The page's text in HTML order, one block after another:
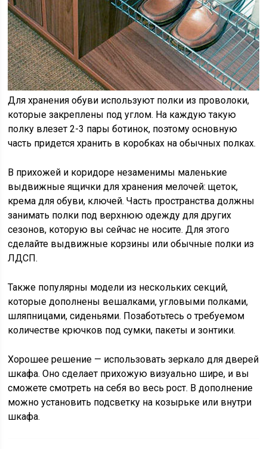
Для хранения обуви используют полки из проволоки,
которые закреплены под углом. На каждую такую
полку влезет 2-3 пары ботинок, поэтому основную
часть придется хранить в коробках на обычных полках.
В прихожей и коридоре незаменимы маленькие
выдвижные ящички для хранения мелочей: щеток,
крема для обуви, ключей. Часть пространства должны
занимать полки под верхнюю одежду для других
сезонов, которую вы сейчас не носите. Для этого
сделайте выдвижные корзины или обычные полки из
ЛДСП.
Также популярны модели из нескольких секций,
которые дополнены вешалками, угловыми полками,
шляпницами, сиденьями. Позаботьтесь о требуемом
количестве крючков под сумки, пакеты и зонтики.
Хорошее решение — использовать зеркало для дверей
шкафа. Оно сделает прихожую визуально шире, и вы
сможете смотреть на себя во весь рост. В дополнение
можно установить подсветку на козырьке или внутри
шкафа.